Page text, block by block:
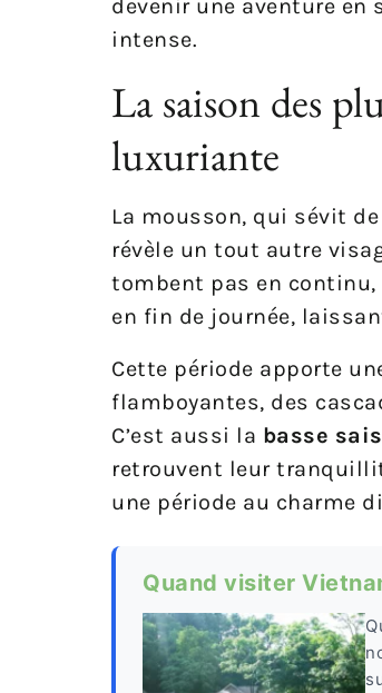
devenir une aventure
intense.
La saison des
luxuriante
La mousson, qui sévit
révèle un tout autre
tombent pas en continu,
en fin de journée,
Cette période apporte
flamboyantes, des
C’est aussi la basse
retrouvent leur
une période au charme
Quand visiter